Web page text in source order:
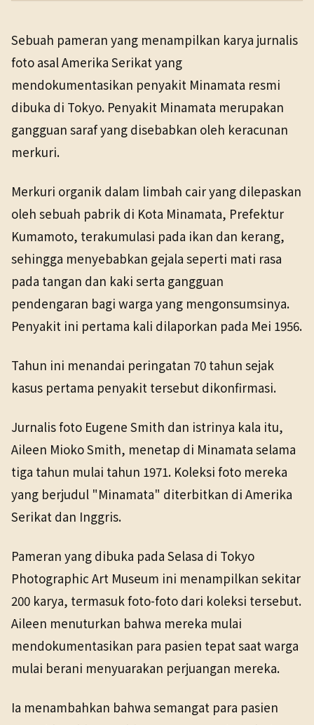
TANGGAL SUMBER
18 Mar 2026
Pranala sumber asli tidak lagi tersedia. Buka arsip
Sebuah pameran yang menampilkan karya jurnalis
foto asal Amerika Serikat yang
mendokumentasikan penyakit Minamata resmi
dibuka di Tokyo. Penyakit Minamata merupakan
gangguan saraf yang disebabkan oleh keracunan
merkuri.
Merkuri organik dalam limbah cair yang dilepaskan
oleh sebuah pabrik di Kota Minamata, Prefektur
Kumamoto, terakumulasi pada ikan dan kerang,
sehingga menyebabkan gejala seperti mati rasa
pada tangan dan kaki serta gangguan
pendengaran bagi warga yang mengonsumsinya.
Penyakit ini pertama kali dilaporkan pada Mei 1956.
Tahun ini menandai peringatan 70 tahun sejak
kasus pertama penyakit tersebut dikonfirmasi.
Jurnalis foto Eugene Smith dan istrinya kala itu,
Aileen Mioko Smith, menetap di Minamata selama
tiga tahun mulai tahun 1971. Koleksi foto mereka
yang berjudul "Minamata" diterbitkan di Amerika
Serikat dan Inggris.
Pameran yang dibuka pada Selasa di Tokyo
Photographic Art Museum ini menampilkan sekitar
200 karya, termasuk foto-foto dari koleksi tersebut.
Aileen menuturkan bahwa mereka mulai
mendokumentasikan para pasien tepat saat warga
mulai berani menyuarakan perjuangan mereka.
Ia menambahkan bahwa semangat para pasien